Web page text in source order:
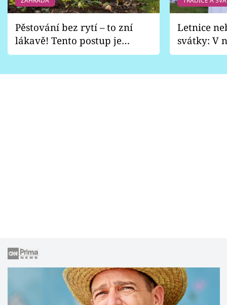
Pěstování bez rytí – to zní
lákavě! Tento postup je
vhodný jen pro některé
Letnice
svátky: V
pondělí